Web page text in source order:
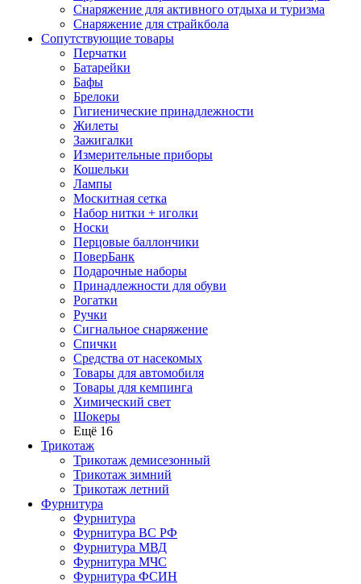
Снаряжение для активного отдыха и туризма
Снаряжение для страйкбола
Сопутствующие товары
Перчатки
Батарейки
Бафы
Брелоки
Гигиенические принадлежности
Жилеты
Зажигалки
Измерительные приборы
Кошельки
Лампы
Москитная сетка
Набор нитки + иголки
Носки
Перцовые баллончики
ПоверБанк
Подарочные наборы
Принадлежности для обуви
Рогатки
Ручки
Сигнальное снаряжение
Спички
Средства от насекомых
Товары для автомобиля
Товары для кемпинга
Химический свет
Шокеры
Ещё 16
Трикотаж
Трикотаж демисезонный
Трикотаж зимний
Трикотаж летний
Фурнитура
Фурнитура
Фурнитура ВС РФ
Фурнитура МВД
Фурнитура МЧС
Фурнитура ФСИН